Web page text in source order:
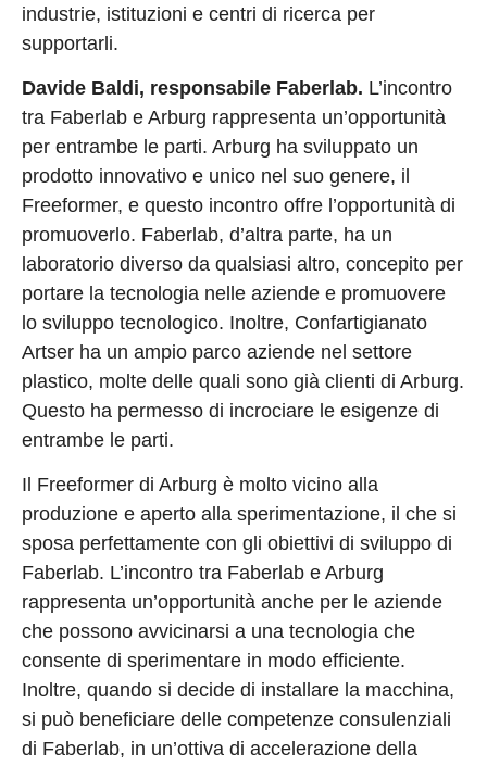
industrie, istituzioni e centri di ricerca per
supportarli.
Davide Baldi, responsabile Faberlab. L’incontro
tra Faberlab e Arburg rappresenta un’opportunità
per entrambe le parti. Arburg ha sviluppato un
prodotto innovativo e unico nel suo genere, il
Freeformer, e questo incontro offre l’opportunità di
promuoverlo. Faberlab, d’altra parte, ha un
laboratorio diverso da qualsiasi altro, concepito per
portare la tecnologia nelle aziende e promuovere
lo sviluppo tecnologico. Inoltre, Confartigianato
Artser ha un ampio parco aziende nel settore
plastico, molte delle quali sono già clienti di Arburg.
Questo ha permesso di incrociare le esigenze di
entrambe le parti.
Il Freeformer di Arburg è molto vicino alla
produzione e aperto alla sperimentazione, il che si
sposa perfettamente con gli obiettivi di sviluppo di
Faberlab. L’incontro tra Faberlab e Arburg
rappresenta un’opportunità anche per le aziende
che possono avvicinarsi a una tecnologia che
consente di sperimentare in modo efficiente.
Inoltre, quando si decide di installare la macchina,
si può beneficiare delle competenze consulenziali
di Faberlab, in un’ottiva di accelerazione della